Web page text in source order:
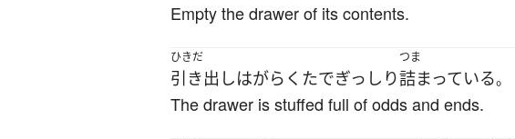
Empty the drawer of its contents.
ひきだ
引き出しはがらくたでぎっしり
つま
詰まっている。
The drawer is stuffed full of odds and ends.